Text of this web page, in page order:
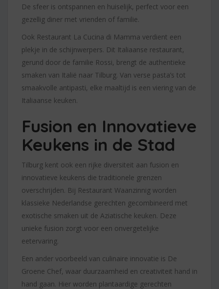
De sfeer is ontspannen en huiselijk, perfect voor een
gezellig diner met vrienden of familie.
Ook Restaurant La Cucina di Mamma verdient een
plekje in de schijnwerpers. Dit Italiaanse restaurant,
gerund door de familie Rossi, brengt de authentieke
smaken van Italië naar Tilburg. Van verse pasta’s tot
smaakvolle antipasti, elke maaltijd is een viering van de
Italiaanse keuken.
Fusion en Innovatieve
Keukens in de Stad
Tilburg kent ook een rijke diversiteit aan fusion en
innovatieve keukens die traditionele grenzen
overschrijden. Bij Restaurant Waanzinnig worden
klassieke Nederlandse gerechten gecombineerd met
exotische smaken uit de Aziatische keuken. Deze
unieke fusion zorgt voor een onvergetelijke
eetervaring.
Een ander voorbeeld van culinaire innovatie is De
Groene Chef, waar duurzaamheid en creativiteit hand in
hand gaan. Hier worden plantaardige gerechten